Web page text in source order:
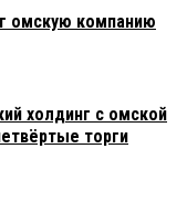
омскую компанию
холдинг с омской
торги